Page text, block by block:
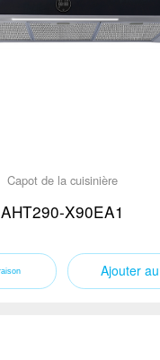
Capot de la cuisinière
AHT290-X90EA1
Ajouter